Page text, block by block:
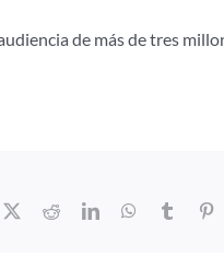
de más de tres
RedditLinkedInWhatsApp
Tumblr